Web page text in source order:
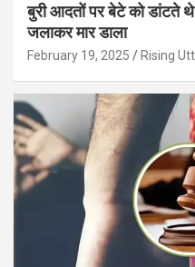
बुरी आदतों पर बेटे को डांटते
जलाकर मार डाला
February 19, 2025 Rising